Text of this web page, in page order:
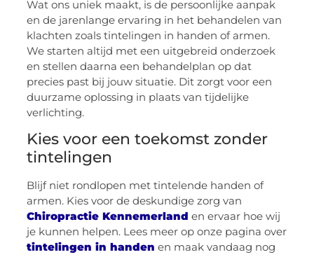
Wat ons uniek maakt, is de persoonlijke aanpak
en de jarenlange ervaring in het behandelen van
klachten zoals tintelingen in handen of armen.
We starten altijd met een uitgebreid onderzoek
en stellen daarna een behandelplan op dat
precies past bij jouw situatie. Dit zorgt voor een
duurzame oplossing in plaats van tijdelijke
verlichting.
Kies voor een toekomst zonder
tintelingen
Blijf niet rondlopen met tintelende handen of
armen. Kies voor de deskundige zorg van
Chiropractie Kennemerland en ervaar hoe wij
je kunnen helpen. Lees meer op onze pagina over
tintelingen in handen en maak vandaag nog